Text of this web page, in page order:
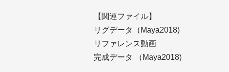
【関連ファイル】
リグデータ（Maya2018)
リファレンス動画
完成データ （Maya2018)